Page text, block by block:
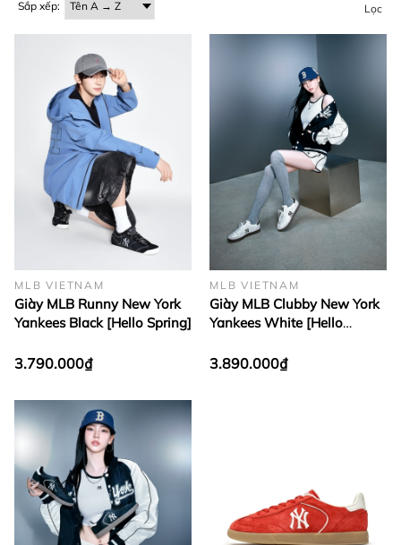
Sắp xếp: Lọc
MLB VIETNAM
Giày MLB Runny New York
Yankees Black [Hello Spring]
3.790.000₫
MLB VIETNAM
Giày MLB Clubby New York
Yankees White [Hello
3.890.000₫